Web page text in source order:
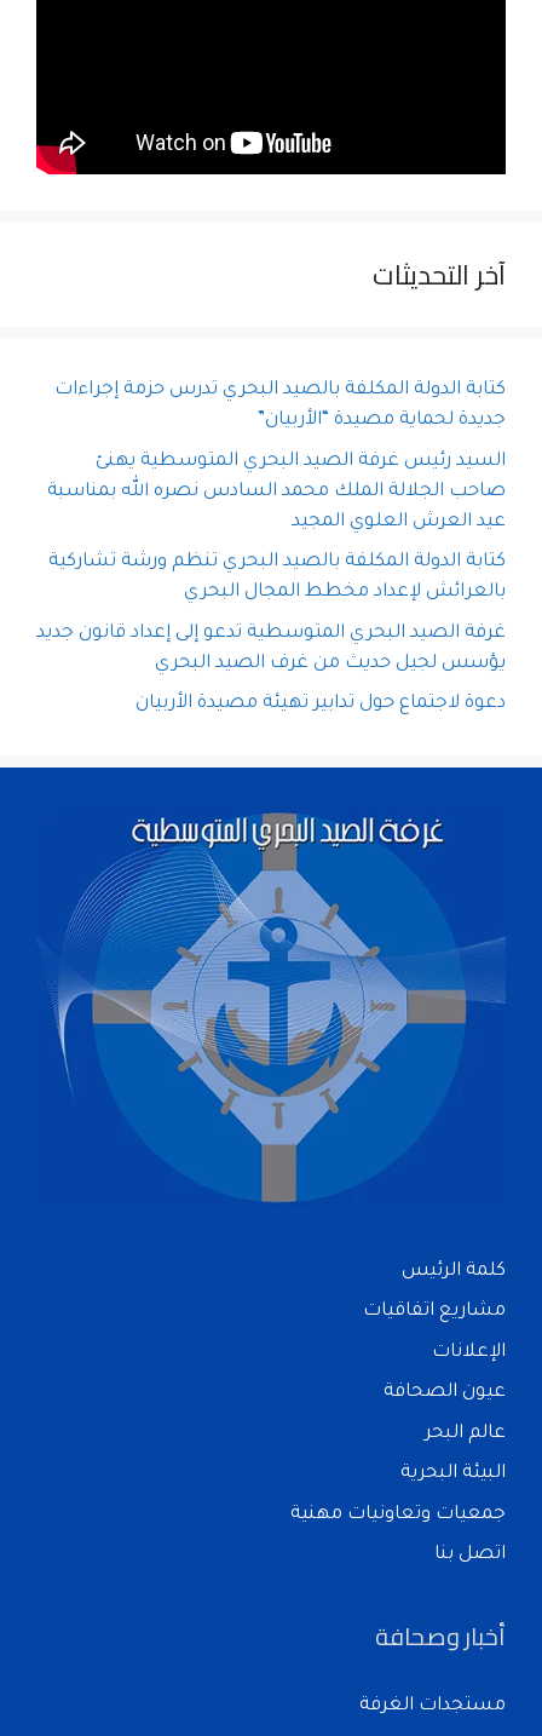
آخر التحديثات
كتابة الدولة المكلفة بالصيد البحري تدرس حزمة إجراءات
جديدة لحماية مصيدة “الأربيان”
السيد رئيس غرفة الصيد البحري المتوسطية يهنئ
صاحب الجلالة الملك محمد السادس نصره الله بمناسبة
عيد العرش العلوي المجيد
كتابة الدولة المكلفة بالصيد البحري تنظم ورشة تشاركية
بالعرائش لإعداد مخطط المجال البحري
غرفة الصيد البحري المتوسطية تدعو إلى إعداد قانون جديد
يؤسس لجيل حديث من غرف الصيد البحري
دعوة لاجتماع حول تدابير تهيئة مصيدة الأربيان
كلمة الرئيس
مشاريع اتفاقيات
الإعلانات
عيون الصحافة
عالم البحر
البيئة البحرية
جمعيات وتعاونيات مهنية
اتصل بنا
أخبار وصحافة
مستجدات الغرفة